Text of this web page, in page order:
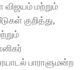
மற்றும்
குறித்து,
பாராளுமன்ற